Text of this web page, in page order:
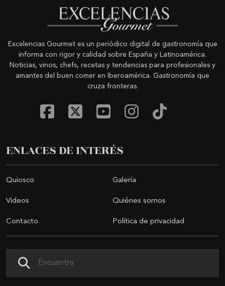
Excelencias Gourmet es un periódico digital de gastronomía que
informa con rigor y calidad sobre España y Latinoamérica.
Noticias, vinos, chefs, recetas y tendencias para profesionales y
amantes del buen comer en Iberoamérica. Gastronomía que
cruza fronteras.
ENLACES DE INTERÉS
Quiosco Galería
Videos Quiénes somos
Contacto Política de privacidad